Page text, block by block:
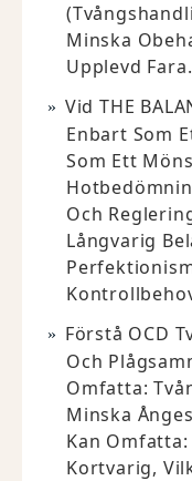
Minska
Upplevd Fara.
Vid THE
Enbart Som
Som Ett
Och
Långvarig
Förstå OCD
Och
Omfatta:
Minska
Kan
Kortvarig,